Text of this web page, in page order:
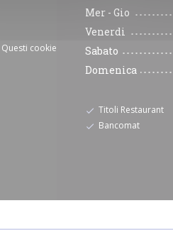
cookie
Mer - Gio
Venerdi
Sabato
Domenica
Titoli Restaurant
Bancomat